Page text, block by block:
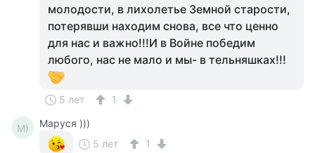
молодости, в лихолетье Земной старости,
потерявши находим снова, все что ценно
для нас и важно!!!И в Войне победим
любого, нас не мало и мы- в тельняшках!!!
5 лет 1
М)
Маруся )))
5 лет
1